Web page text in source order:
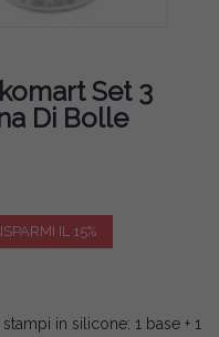
Set 3
Di Bolle
IL 15%
in silicone: 1 base + 1